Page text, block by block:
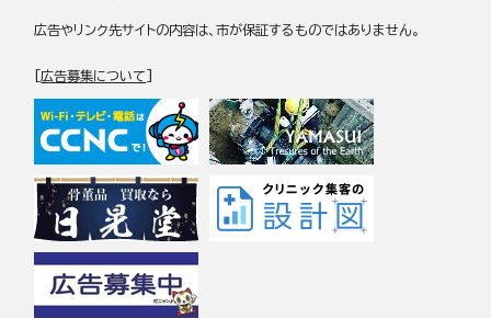
広告やリンク先サイトの内容は、市が保証するものではありません。
[広告募集について